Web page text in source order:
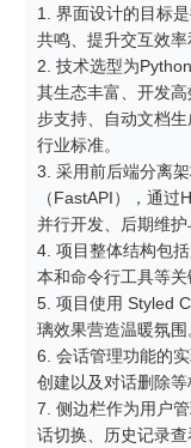
1. 界面设计的目标
共鸣、提升交互效率
2. 技术选型为
其生态丰富、开发
步支持、自动文档
行业标准。
3. 采用前后端分离
（FastAPI），通
并行开发、后期维护
4. 项目整体结构包
本和命令行工具等关
5. 项目使用 Styled
璃效果营造温暖氛围
6. 会话管理功能的
创建以及对话删除等
7. 侧边栏作为用户
话切换、历史记录查